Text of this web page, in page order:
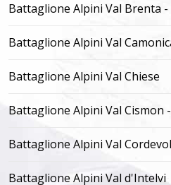
Battaglione Alpini Val Brenta -
Battaglione Alpini Val
Battaglione Alpini Val Chiese
Battaglione Alpini Val Cismon
Battaglione Alpini Val
Battaglione Alpini Val d'Intelvi